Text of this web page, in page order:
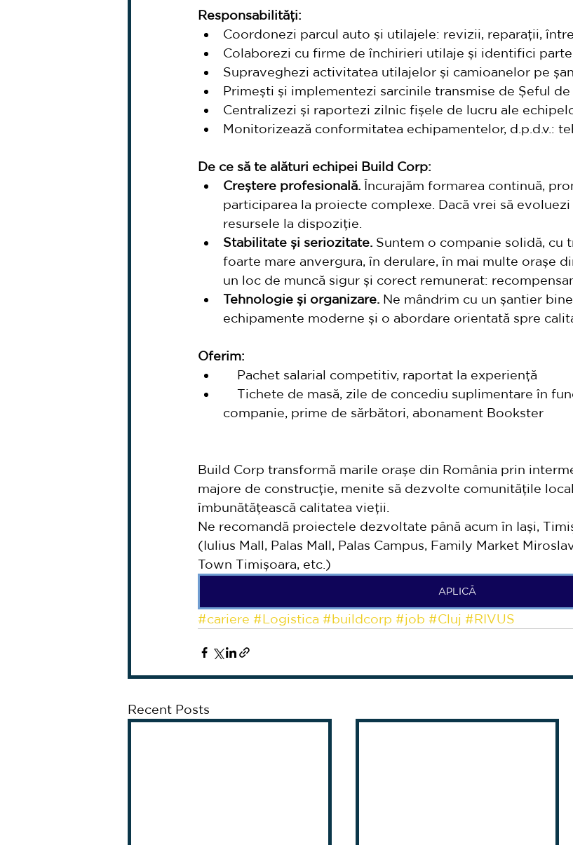
Responsabilități:
Coordonezi parcul auto și utilajele: revizii, reparații,
Colaborezi cu firme de închirieri utilaje și identifici
Supraveghezi activitatea utilajelor și camioanelor pe
Primești și implementezi sarcinile transmise de Șeful de
Centralizezi și raportezi zilnic fișele de lucru ale
Monitorizează conformitatea echipamentelor, d.p.d.v.:
De ce să te alături echipei Build Corp:
Creștere profesională. Încurajăm formarea continuă,
participarea la proiecte complexe. Dacă vrei să
resursele la dispoziție.
Stabilitate și seriozitate. Suntem o companie solidă, cu
foarte mare anvergura, în derulare, în mai multe orașe
un loc de muncă sigur și corect remunerat:
Tehnologie și organizare. Ne mândrim cu un șantier
echipamente moderne și o abordare orientată spre
Oferim:
Pachet salarial competitiv, raportat la experiență
Tichete de masă, zile de concediu suplimentare în
companie, prime de sărbători, abonament Bookster
Build Corp transformă marile orașe din România prin
majore de construcție, menite să dezvolte comunitățile
îmbunătățească calitatea vieții.
Ne recomandă proiectele dezvoltate până acum în Iași,
(Iulius Mall, Palas Mall, Palas Campus, Family Market
Town Timișoara, etc.)
APLICĂ
#cariere #Logistica #buildcorp #job #Cluj #RIVUS
Recent Posts